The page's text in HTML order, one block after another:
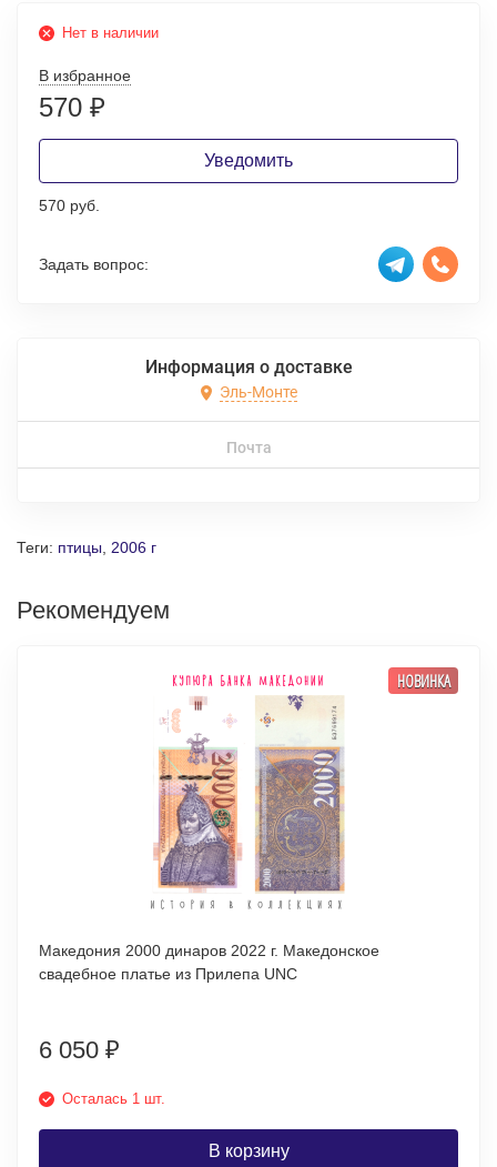
Нет в наличии
В избранное
570 ₽
Уведомить
570 руб.
Задать вопрос:
Информация о доставке
Эль-Монте
Почта
Теги: птицы 2006 г
Рекомендуем
НОВИНКА
Македония 2000 динаров 2022 г. Македонское
свадебное платье из Прилепа UNC
6 050 ₽
Осталась 1 шт.
В корзину